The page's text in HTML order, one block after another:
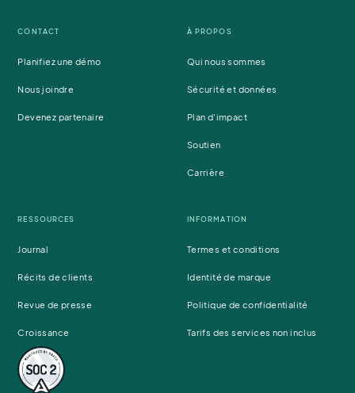
CONTACT
Planifiez une démo
Nous joindre
Devenez partenaire
À PROPOS
Qui nous sommes
Sécurité et données
Plan d'impact
Soutien
Carrière
RESSOURCES
Journal
Récits de clients
Revue de presse
Croissance
INFORMATION
Termes et conditions
Identité de marque
Politique de confidentialité
Tarifs des services non inclus